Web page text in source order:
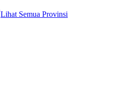
Lihat Semua Provinsi